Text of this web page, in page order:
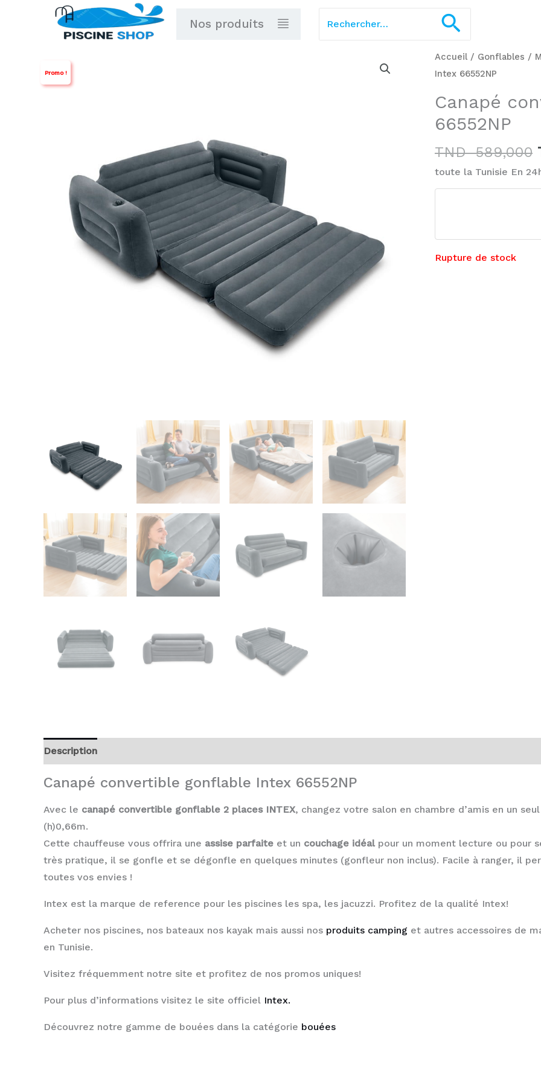
Nos produits
Promo !
Accueil / Gonflables /
Intex 66552NP
Canapé
66552NP
TND589,000
toute la Tunisie En
Rupture de stock
Description
Canapé convertible gonflable Intex 66552NP
Avec le canapé convertible gonflable 2 places INTEX, changez votre salon en chambre d’amis en un
(h)0,66m.
Cette chauffeuse vous offrira une assise parfaite et un couchage idéalpour un moment lecture ou pour
très pratique, il se gonfle et se dégonfle en quelques minutes (gonfleur non inclus). Facile à ranger, il
toutes vos envies !
Intex est la marque de reference pour les piscines les spa, les jacuzzi. Profitez de la qualité Intex!
Acheter nos piscines, nos bateaux nos kayak mais aussi nos produits camping et autres accessoires de
en Tunisie.
Visitez fréquemment notre site et profitez de nos promos uniques!
Pour plus d’informations visitez le site officiel Intex.
Découvrez notre gamme de bouées dans la catégorie bouées